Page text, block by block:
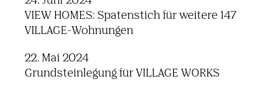
VIEW HOMES: Spatenstich für weitere 147
VILLAGE-Wohnungen
22. Mai 2024
Grundsteinlegung für VILLAGE WORKS